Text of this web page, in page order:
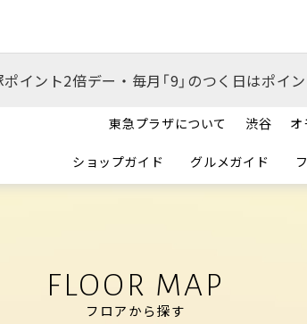
イント2倍デー・毎月「9」のつく日はポイン
東急プラザについて 渋谷 オ
ショップガイド グルメガイド
FLOOR MAP
フロアから探す